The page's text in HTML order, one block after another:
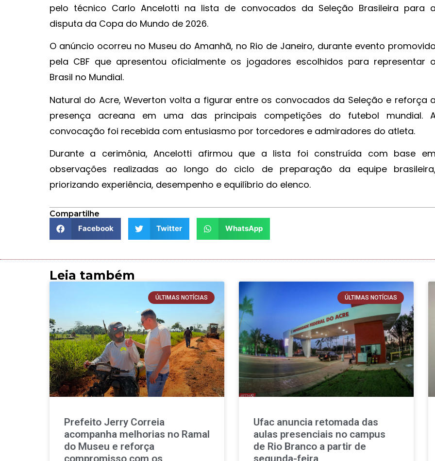
pelo técnico Carlo Ancelotti na lista de convocados da Seleção Brasileira para
disputa da Copa do Mundo de 2026.
O anúncio ocorreu no Museu do Amanhã, no Rio de Janeiro, durante evento
pela CBF que apresentou oficialmente os jogadores escolhidos para representar
Brasil no Mundial.
Natural do Acre, Weverton volta a figurar entre os convocados da Seleção e reforça
presença acreana em uma das principais competições do futebol mundial.
convocação foi recebida com entusiasmo por torcedores e admiradores do atleta.
Durante a cerimônia, Ancelotti afirmou que a lista foi construída com base
observações realizadas ao longo do ciclo de preparação da equipe
priorizando experiência, desempenho e equilíbrio do elenco.
Compartilhe
Facebook
Twitter WhatsApp
Leia também
ÚLTIMAS NOTÍCIAS
Prefeito Jerry Correia
acompanha melhorias no Ramal
do Museu e reforça
compromisso com os
ÚLTIMAS NOTÍCIAS
Ufac anuncia retomada das
aulas presenciais no campus
de Rio Branco a partir de
segunda-feira